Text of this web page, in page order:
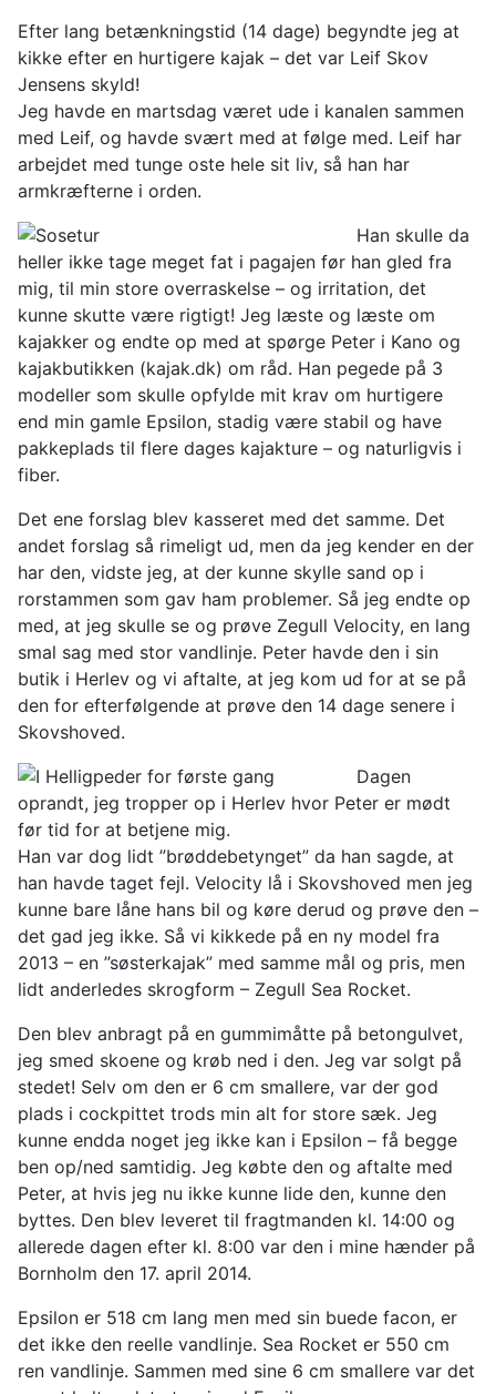
Efter lang betænkningstid (14 dage) begyndte jeg at
kikke efter en hurtigere kajak – det var Leif Skov
Jensens skyld!
Jeg havde en martsdag været ude i kanalen sammen
med Leif, og havde svært med at følge med. Leif har
arbejdet med tunge oste hele sit liv, så han har
armkræfterne i orden.
Han skulle da
heller ikke tage meget fat i pagajen før han gled fra
mig, til min store overraskelse – og irritation, det
kunne skutte være rigtigt! Jeg læste og læste om
kajakker og endte op med at spørge Peter i Kano og
kajakbutikken (kajak.dk) om råd. Han pegede på 3
modeller som skulle opfylde mit krav om hurtigere
end min gamle Epsilon, stadig være stabil og have
pakkeplads til flere dages kajakture – og naturligvis i
fiber.
Det ene forslag blev kasseret med det samme. Det
andet forslag så rimeligt ud, men da jeg kender en der
har den, vidste jeg, at der kunne skylle sand op i
rorstammen som gav ham problemer. Så jeg endte op
med, at jeg skulle se og prøve Zegull Velocity, en lang
smal sag med stor vandlinje. Peter havde den i sin
butik i Herlev og vi aftalte, at jeg kom ud for at se på
den for efterfølgende at prøve den 14 dage senere i
Skovshoved.
Dagen
oprandt, jeg tropper op i Herlev hvor Peter er mødt
før tid for at betjene mig.
Han var dog lidt ”brøddebetynget” da han sagde, at
han havde taget fejl. Velocity lå i Skovshoved men jeg
kunne bare låne hans bil og køre derud og prøve den –
det gad jeg ikke. Så vi kikkede på en ny model fra
2013 – en ”søsterkajak” med samme mål og pris, men
lidt anderledes skrogform – Zegull Sea Rocket.
Den blev anbragt på en gummimåtte på betongulvet,
jeg smed skoene og krøb ned i den. Jeg var solgt på
stedet! Selv om den er 6 cm smallere, var der god
plads i cockpittet trods min alt for store sæk. Jeg
kunne endda noget jeg ikke kan i Epsilon – få begge
ben op/ned samtidig. Jeg købte den og aftalte med
Peter, at hvis jeg nu ikke kunne lide den, kunne den
byttes. Den blev leveret til fragtmanden kl. 14:00 og
allerede dagen efter kl. 8:00 var den i mine hænder på
Bornholm den 17. april 2014.
Epsilon er 518 cm lang men med sin buede facon, er
det ikke den reelle vandlinje. Sea Rocket er 550 cm
ren vandlinje. Sammen med sine 6 cm smallere var det